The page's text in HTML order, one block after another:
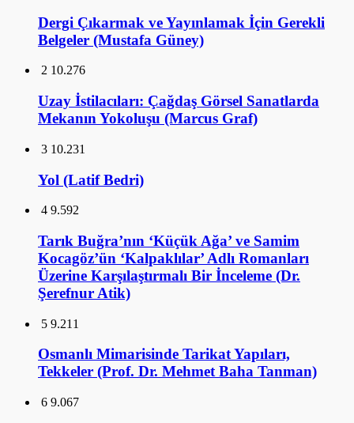
Dergi Çıkarmak ve Yayınlamak İçin Gerekli
Belgeler (Mustafa Güney)
2 10.276
Uzay İstilacıları: Çağdaş Görsel Sanatlarda
Mekanın Yokoluşu (Marcus Graf)
3 10.231
Yol (Latif Bedri)
4 9.592
Tarık Buğra’nın ‘Küçük Ağa’ ve Samim
Kocagöz’ün ‘Kalpaklılar’ Adlı Romanları
Üzerine Karşılaştırmalı Bir İnceleme (Dr.
Şerefnur Atik)
5 9.211
Osmanlı Mimarisinde Tarikat Yapıları,
Tekkeler (Prof. Dr. Mehmet Baha Tanman)
6 9.067